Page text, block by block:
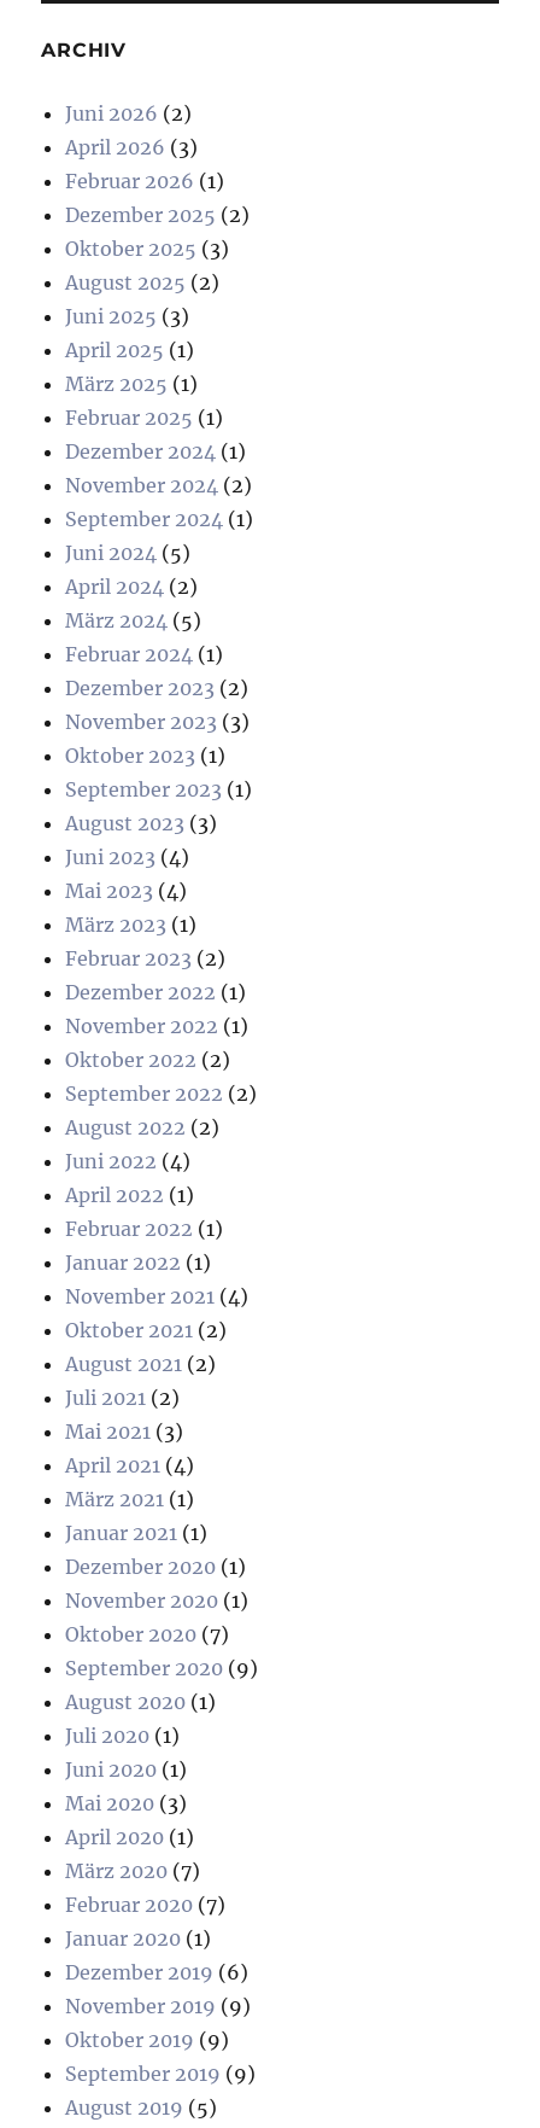
ARCHIV
Juni 2026 (2)
April 2026 (3)
Februar 2026 (1)
Dezember 2025 (2)
Oktober 2025 (3)
August 2025 (2)
Juni 2025 (3)
April 2025 (1)
März 2025 (1)
Februar 2025 (1)
Dezember 2024 (1)
November 2024 (2)
September 2024 (1)
Juni 2024 (5)
April 2024 (2)
März 2024 (5)
Februar 2024 (1)
Dezember 2023 (2)
November 2023 (3)
Oktober 2023 (1)
September 2023 (1)
August 2023 (3)
Juni 2023 (4)
Mai 2023 (4)
März 2023 (1)
Februar 2023 (2)
Dezember 2022 (1)
November 2022 (1)
Oktober 2022 (2)
September 2022 (2)
August 2022 (2)
Juni 2022 (4)
April 2022 (1)
Februar 2022 (1)
Januar 2022 (1)
November 2021 (4)
Oktober 2021 (2)
August 2021 (2)
Juli 2021 (2)
Mai 2021 (3)
April 2021 (4)
März 2021 (1)
Januar 2021 (1)
Dezember 2020 (1)
November 2020 (1)
Oktober 2020 (7)
September 2020 (9)
August 2020 (1)
Juli 2020 (1)
Juni 2020 (1)
Mai 2020 (3)
April 2020 (1)
März 2020 (7)
Februar 2020 (7)
Januar 2020 (1)
Dezember 2019 (6)
November 2019 (9)
Oktober 2019 (9)
September 2019 (9)
August 2019 (5)